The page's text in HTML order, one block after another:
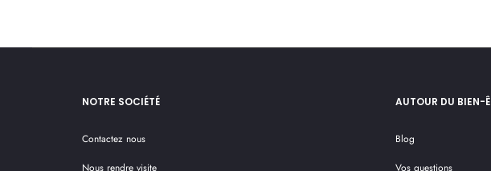
NOTRE SOCIÉTÉ
Contactez nous
Nous rendre visite
AUTOUR DU BIEN-
Blog
Vos questions